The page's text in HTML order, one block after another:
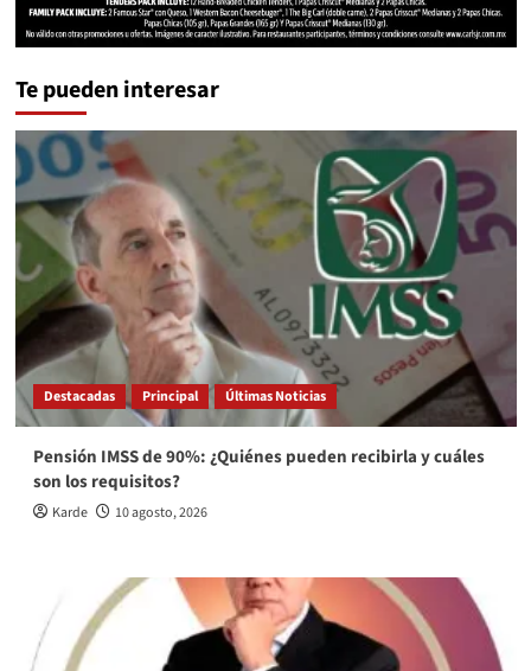
Te pueden interesar
Destacadas Principal Últimas Noticias
Pensión IMSS de 90%: ¿Quiénes pueden recibirla y cuáles
son los requisitos?
Karde 10 agosto, 2026